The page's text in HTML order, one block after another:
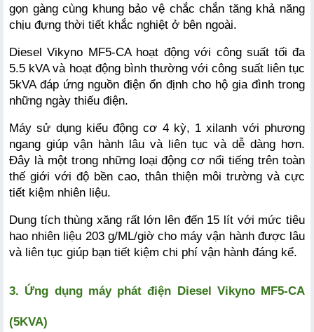
gọn gàng cùng khung bảo vệ chắc chắn tăng khả năng
chịu đựng thời tiết khắc nghiệt ở bên ngoài.
Diesel Vikyno MF5-CA hoạt động với công suất tối đa
5.5 kVA và hoạt động bình thường với công suất liên tục
5kVA đáp ứng nguồn điện ổn định cho hộ gia đình trong
những ngày thiếu điện.
Máy sử dụng kiểu động cơ 4 kỳ, 1 xilanh với phương
ngang giúp vận hành lâu và liên tục và dễ dàng hơn.
Đây là một trong những loại động cơ nổi tiếng trên toàn
thế giới với độ bền cao, thân thiện môi trường và cực
tiết kiệm nhiên liệu.
Dung tích thùng xăng rất lớn lên đến 15 lít với mức tiêu
hao nhiên liệu 203 g/ML/giờ cho máy vận hành được lâu
và liên tục giúp bạn tiết kiệm chi phí vận hành đáng kể.
3. Ứng dụng máy phát điện Diesel Vikyno MF5-CA
(5KVA)